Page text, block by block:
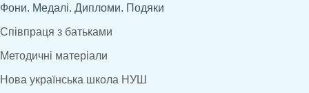
Фони. Медалі. Дипломи. Подяки
Співпраця з батьками
Методичні матеріали
Нова українська школа НУШ